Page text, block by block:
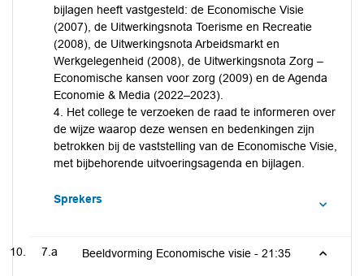
bijlagen heeft vastgesteld: de Economische Visie
(2007), de Uitwerkingsnota Toerisme en Recreatie
(2008), de Uitwerkingsnota Arbeidsmarkt en
Werkgelegenheid (2008), de Uitwerkingsnota Zorg –
Economische kansen voor zorg (2009) en de Agenda
Economie & Media (2022–2023).
4. Het college te verzoeken de raad te informeren over
de wijze waarop deze wensen en bedenkingen zijn
betrokken bij de vaststelling van de Economische Visie,
met bijbehorende uitvoeringsagenda en bijlagen.
Sprekers
7.a Beeldvorming Economische visie - 21:35